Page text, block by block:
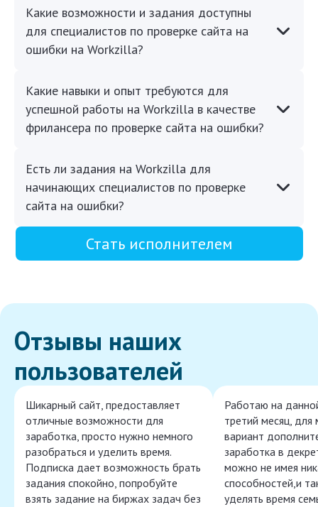
Какие возможности и задания доступны
для специалистов по проверке сайта на
ошибки на Workzilla?
Какие навыки и опыт требуются для
успешной работы на Workzilla в качестве
фрилансера по проверке сайта на ошибки?
Есть ли задания на Workzilla для
начинающих специалистов по проверке
сайта на ошибки?
Стать исполнителем
Отзывы наших
пользователей
Шикарный сайт, предоставляет
отличные возможности для
заработка, просто нужно немного
разобраться и уделить время.
Подписка дает возможность брать
задания спокойно, попробуйте
взять задание на биржах задач без
Работаю на
третий месяц, для
вариант
заработка в
можно не имея
способностей,и
уделять время